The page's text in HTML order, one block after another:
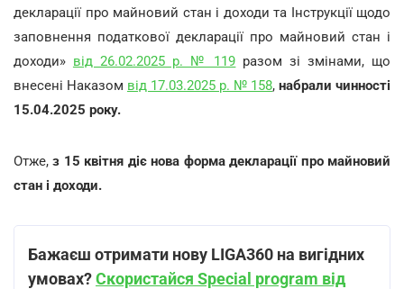
декларації про майновий стан і доходи та Інструкції щодо
заповнення податкової декларації про майновий стан і
доходи» від 26.02.2025 р. № 119 разом зі змінами, що
внесені Наказом від 17.03.2025 р. № 158, набрали чинності
15.04.2025 року.
Отже,з 15 квітня діє нова форма декларації про майновий
стан і доходи.
Бажаєш отримати нову LIGA360 на вигідних
умовах?Скористайся Special program від